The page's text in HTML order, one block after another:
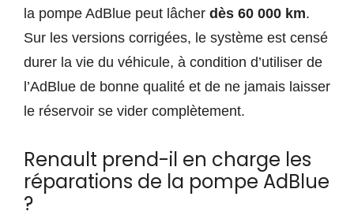
la pompe AdBlue peut lâcher dès 60 000 km.
Sur les versions corrigées, le système est censé
durer la vie du véhicule, à condition d’utiliser de
l’AdBlue de bonne qualité et de ne jamais laisser
le réservoir se vider complètement.
Renault prend-il en charge les
réparations de la pompe AdBlue
?